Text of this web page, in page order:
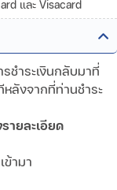
และ Visacard
ชำระเงินกลับมาที่
หลังจากที่ท่านชำระ
ายละเอียด
ามา